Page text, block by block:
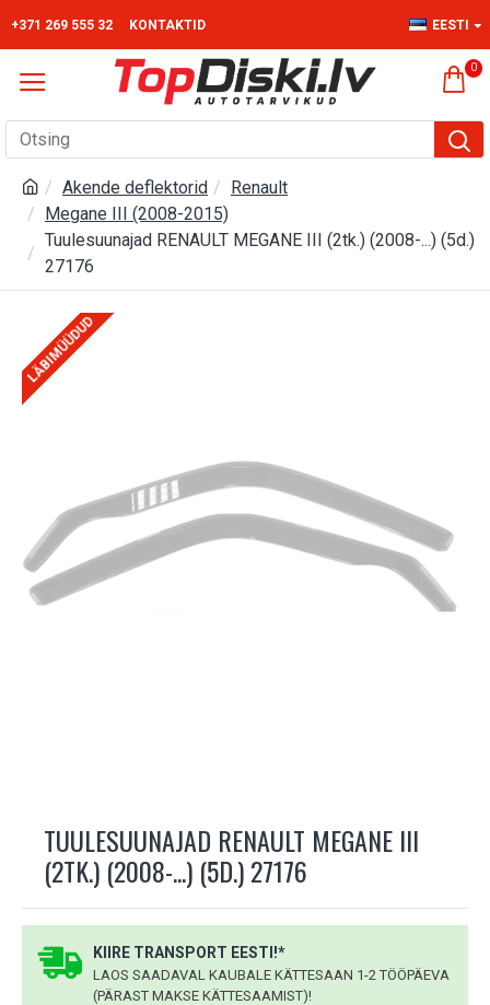
+371 269 555 32 KONTAKTID EESTI
0
Akende deflektorid
Renault
Megane III (2008-2015)
Tuulesuunajad RENAULT MEGANE III (2tk.) (2008-...) (5d.)
27176
LÄBIMÜÜDUD
TUULESUUNAJAD RENAULT MEGANE III
(2TK.) (2008-...) (5D.) 27176
KIIRE TRANSPORT EESTI!*
LAOS SAADAVAL KAUBALE KÄTTESAAN 1-2 TÖÖPÄEVA
(PÄRAST MAKSE KÄTTESAAMIST)!